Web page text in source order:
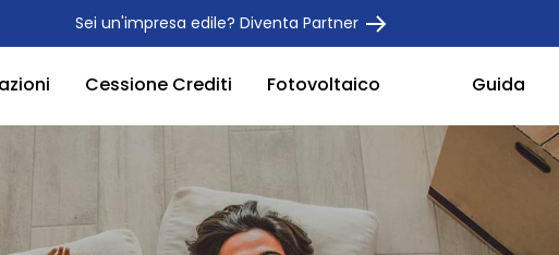
Sei un'impresa edile? Diventa Partner
Cessione Crediti Fotovoltaico Guida